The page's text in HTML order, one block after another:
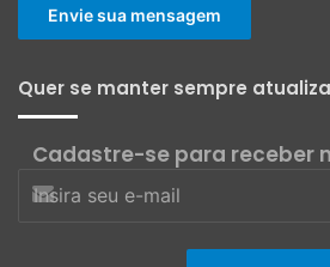
Envie sua mensagem
Quer se manter sempre
Cadastre-se para receber